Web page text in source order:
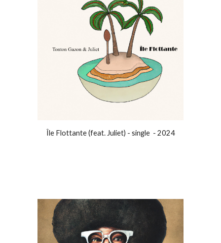
Île Flottante (feat. Juliet) - single - 2024